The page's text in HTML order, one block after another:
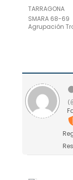
TARRAGONA
SMARA 68-69
Agrupación